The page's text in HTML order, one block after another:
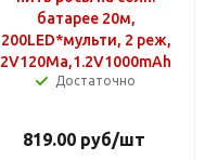
батарее 20м,
200LED*мульти, 2 реж,
2V120Ma,1.2V1000mAh
Достаточно
819.00руб/шт